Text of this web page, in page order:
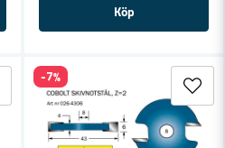
Köp
-7%